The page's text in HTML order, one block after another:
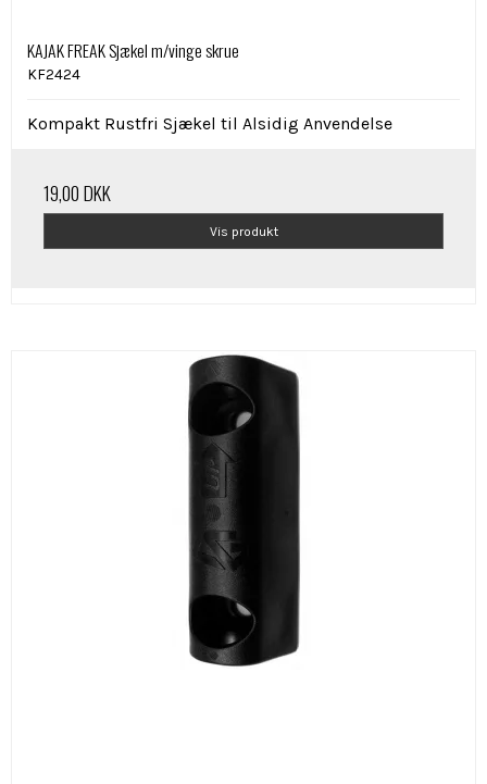
KAJAK FREAK Sjækel m/vinge skrue
KF2424
Kompakt Rustfri Sjækel til Alsidig Anvendelse
19,00 DKK
Vis produkt